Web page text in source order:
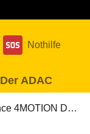
Nothilfe
Der ADAC
4MOTION D…